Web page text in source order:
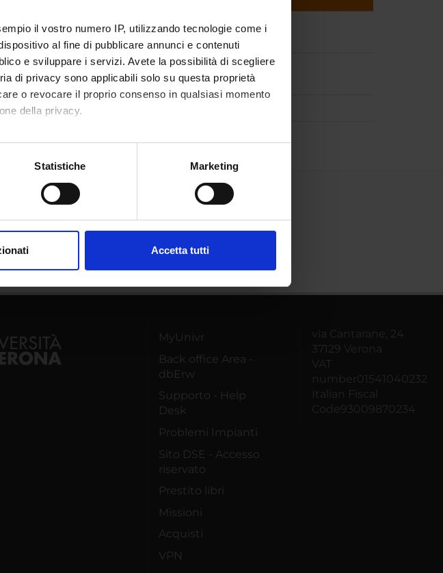
il vostro numero IP, utilizzando tecnologie come i
al fine di pubblicare annunci e contenuti
e sviluppare i servizi. Avete la possibilità di scegliere
di privacy sono applicabili solo su questa proprietà
o revocare il proprio consenso in qualsiasi momento
della privacy.
un'approssimazione di qualche metro,
sui cookie.
combinarle con altre informazioni che hai fornito loro o
Statistiche Marketing
Accetta tutti
Behavior
MyUnivr
Back office Area -
dbErw
Supporto - Help
Desk
Problemi Impianti
Sito DSE - Accesso
riservato
Prestito libri
Missioni
Acquisti
VPN
via Cantarane, 24
37129 Verona
VAT
number01541040232
Italian Fiscal
Code93009870234